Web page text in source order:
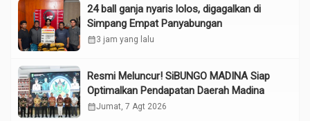
24 ball ganja nyaris lolos, digagalkan di
Simpang Empat Panyabungan
calendar_month3 jam yang lalu
Resmi Meluncur! SiBUNGO MADINA Siap
Optimalkan Pendapatan Daerah Madina
calendar_monthJumat, 7 Agt 2026